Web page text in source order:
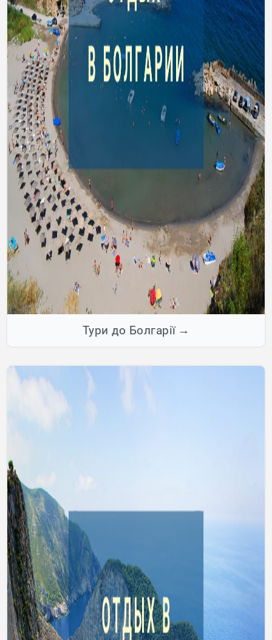
Тури до Болгарії